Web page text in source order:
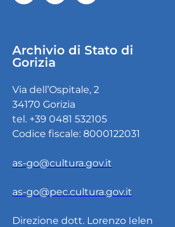
Archivio di Stato di
Gorizia
Via dell’Ospitale, 2
34170 Gorizia
tel. +39 0481 532105
Codice fiscale: 8000122031
as-go@cultura.gov.it
as-go@pec.cultura.gov.it
Direzione dott. Lorenzo Ielen